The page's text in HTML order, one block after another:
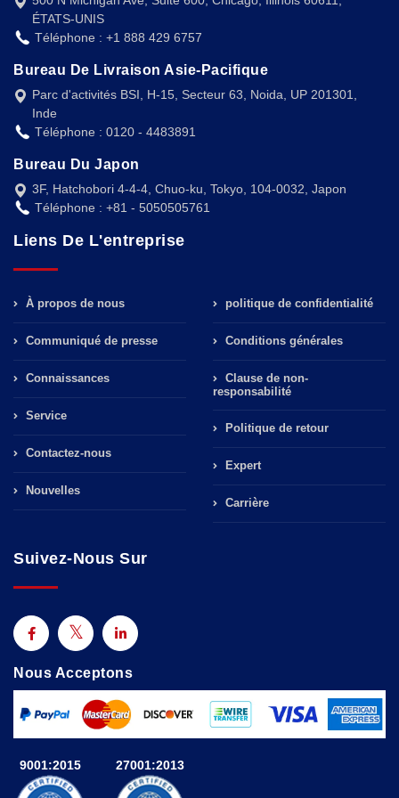
ÉTATS-UNIS
Téléphone : +1 888 429 6757
Bureau De Livraison Asie-Pacifique
Parc d'activités BSI, H-15, Secteur 63, Noida, UP 201301,
Inde
Téléphone : 0120 - 4483891
Bureau Du Japon
3F, Hatchobori 4-4-4, Chuo-ku, Tokyo, 104-0032, Japon
Téléphone : +81 - 5050505761
Liens De L'entreprise
À propos de nous
Communiqué de presse
Connaissances
Service
Contactez-nous
Nouvelles
politique de confidentialité
Conditions générales
Clause de non-
responsabilité
Politique de retour
Expert
Carrière
Suivez-Nous Sur
Nous Acceptons
9001:2015 27001:2013